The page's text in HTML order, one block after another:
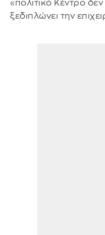
«πολιτικό Κέντρο
ξεδιπλώνει την